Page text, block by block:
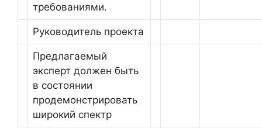
требованиями.
Руководитель проекта
Предлагаемый
эксперт должен быть
в состоянии
продемонстрировать
широкий спектр